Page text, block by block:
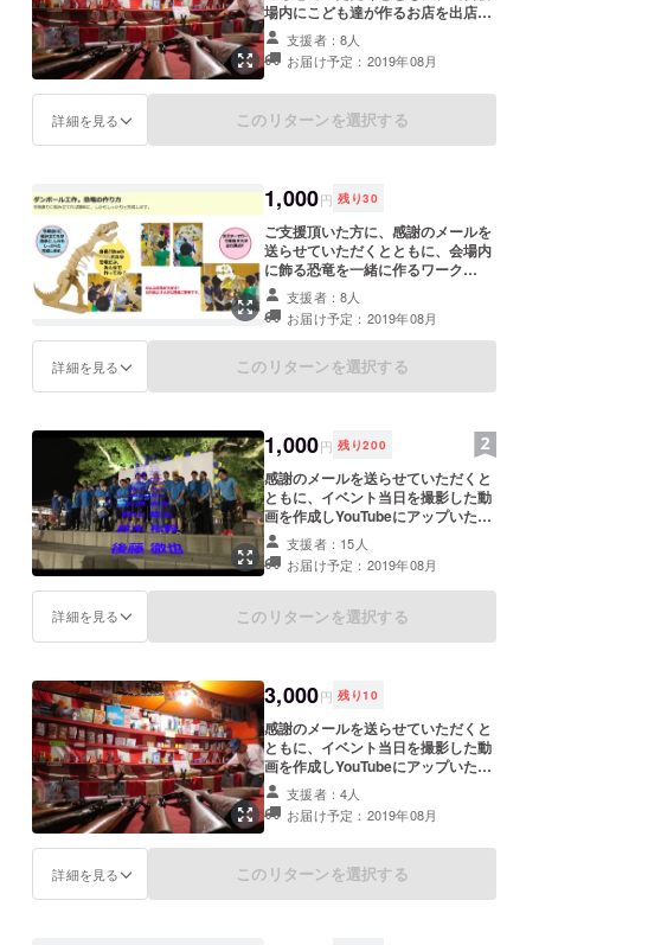
場内にこども達が作るお店を出店し
ていただき、店員さんを体験してい
ただきます。どんな店をやるかなど
事前にこども達で企画していただ
新しい友達との交流など学校ではな
かなか体験できないことをやってみ
にて13時より開催いたします。
（ワークショップに来れないけど、
当日だけでも参加可能です！） ※支
援時、必ず備考欄にワークショップ
参加の有無をご記入ください。
支援者：8人
お届け予定：2019年08月
詳細を見る このリターンを選択する
1,000円 残り30
ご支援頂いた方に、感謝のメールを
送らせていただくとともに、会場内
に飾る恐竜を一緒に作るワーク
ショップへ参加いただけます。１ｍ
を超える恐竜をみんなの手で作り上
げ、イベントを盛り上げていただき
たいと思います。参加者が多ければ
多いほど会場は恐竜でいっぱい
り組み立て設置を行いますので、
ワークショップに来れないって方
は、そちらだけでも参加可能で
す！） ※支援時、必ず備考欄にワー
クショップ参加の有無をご記入くだ
さい。
支援者：8人
お届け予定：2019年08月
詳細を見る このリターンを選択する
1,000円 残り200
感謝のメールを送らせていただくと
ともに、イベント当日を撮影した動
画を作成しYouTubeにアップいたし
ます。その動画の中に応援者として
お名前を掲載させていただきます。
磐田の街を一緒に盛り上げたい、こ
ども達の喜ぶ顔が見たい、思い出に
残る夏休みをプレゼントした
い・・・そんな想いのある方は是
非！ ※支援時、必ず備考欄に掲載ご
入のない場合はFAAVOのユーザー名
を掲載いたします。ご了承くださ
い。また、「お名前を掲載したくな
い。」という方もいらっしゃるかと
思うので、希望されない場合もその
旨をご記入ください。
支援者：15人
お届け予定：2019年08月
詳細を見る このリターンを選択する
3,000円 残り10
感謝のメールを送らせていただくと
ともに、イベント当日を撮影した動
画を作成しYouTubeにアップいたし
ます。その動画の中に応援者として
お子様のお名前を掲載させていただ
きます。また、当日会場内にこども
どんな店をやるかなど事前にこども
達で企画していただき、イベントを
支援者：4人
お届け予定：2019年08月
詳細を見る このリターンを選択する